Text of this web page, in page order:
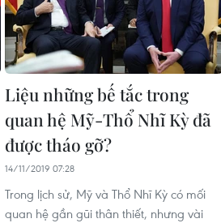
Liệu những bế tắc trong
quan hệ Mỹ-Thổ Nhĩ Kỳ đã
được tháo gỡ?
14/11/2019 07:28
Trong lịch sử, Mỹ và Thổ Nhĩ Kỳ có mối
quan hệ gần gũi thân thiết, nhưng vài